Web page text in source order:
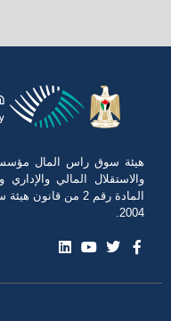
هيئة سوق راس المال مؤسسة
والاستقلال المالي والإداري
2004.